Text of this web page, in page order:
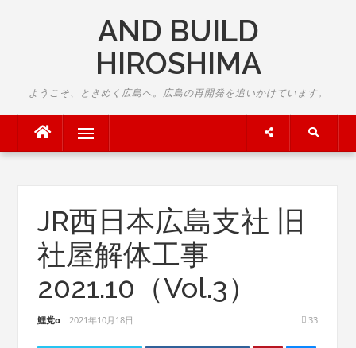
AND BUILD
HIROSHIMA
ようこそ、ときめく広島へ。広島の再開発を追いかけています。
Menu
JR西日本広島支社 旧
社屋解体工事
2021.10（Vol.3）
鯉党α 2021年10月18日 33